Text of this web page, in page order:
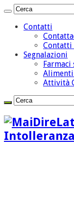
Contatti
Contatti
Segnalazioni
Farmaci
Alimenti
Attività